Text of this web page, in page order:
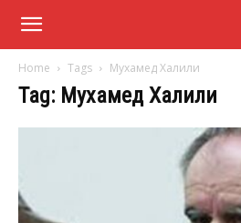
Home Tags Мухамед Халили
Tag: Мухамед Халили